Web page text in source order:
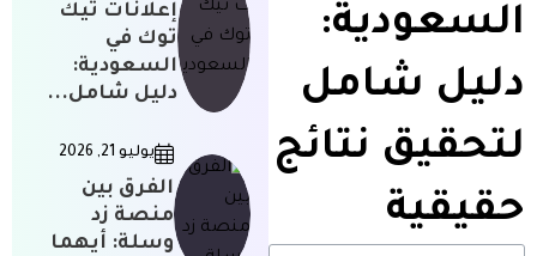
السعودية:
دليل شامل
لتحقيق نتائج
حقيقية
إعلانات تيك
توك في
السعودية:
دليل شامل...
يوليو 21, 2026
الفرق بين
منصة زد
وسلة: أيهما